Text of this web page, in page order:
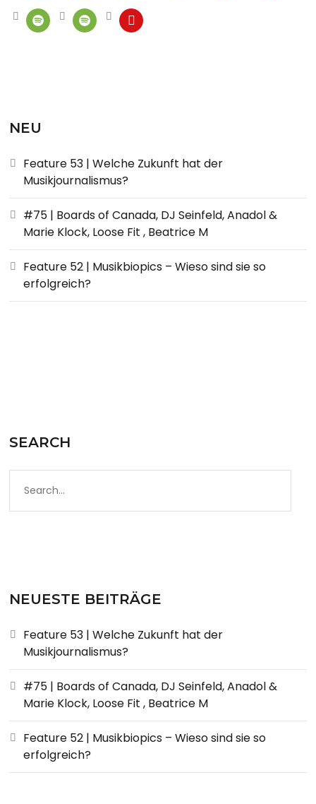
NEU
Feature 53 | Welche Zukunft hat der
Musikjournalismus?
#75 | Boards of Canada, DJ Seinfeld, Anadol &
Marie Klock, Loose Fit , Beatrice M
Feature 52 | Musikbiopics – Wieso sind sie so
erfolgreich?
SEARCH
NEUESTE BEITRÄGE
Feature 53 | Welche Zukunft hat der
Musikjournalismus?
#75 | Boards of Canada, DJ Seinfeld, Anadol &
Marie Klock, Loose Fit , Beatrice M
Feature 52 | Musikbiopics – Wieso sind sie so
erfolgreich?